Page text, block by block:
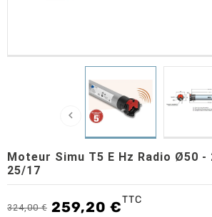

Moteur Simu T5 E Hz Radio Ø50 -
25/17
324,00 € 259,20 €TTC